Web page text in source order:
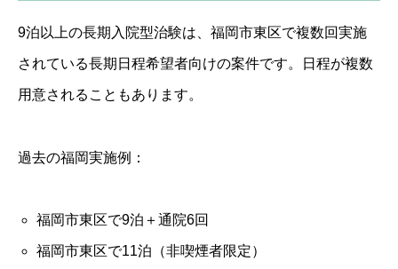
9泊以上の長期入院型治験は、福岡市東区で複数回実施
されている長期日程希望者向けの案件です。日程が複数
用意されることもあります。
過去の福岡実施例：
福岡市東区で9泊＋通院6回
福岡市東区で11泊（非喫煙者限定）